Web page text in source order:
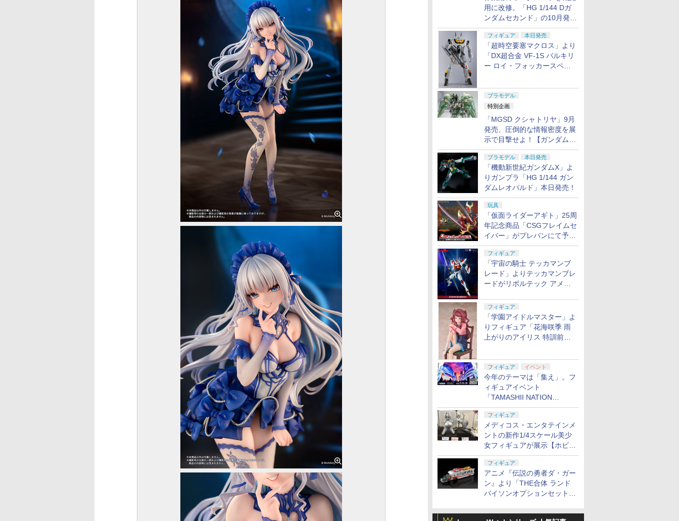
用に改修。「HG 1/144 Dガ
ンダムセカンド」の10月発送
分が予約受付中【ガンダムベ
ース撮り下ろし】
フィギュア 本日発売
「超時空要塞マクロス」より
「DX超合金 VF-1S バルキリ
ー ロイ・フォッカースペシ
プラモデル
特別企画
「MGSD クシャトリヤ」9月
発売、圧倒的な情報密度を展
示で目撃せよ！【ガンダムベ
ース撮り下ろし】
プラモデル 本日発売
「機動新世紀ガンダムX」よ
りガンプラ「HG 1/144 ガン
ダムレオパルド」本日発売！
玩具
「仮面ライダーアギト」25周
年記念商品「CSGフレイムセ
イバー」がプレバンにて予約
開始
フィギュア
「宇宙の騎士 テッカマンブ
レード」よりテッカマンブレ
ードがリボルテック アメイ
定
フィギュア
「学園アイドルマスター」よ
りフィギュア「花海咲季 雨
上がりのアイリス 特訓前
フィギュア イベント
今年のテーマは「集え」。フ
ィギュアイベント
「TAMASHII NATION
2026」が11月13日より開催
決定
フィギュア
メディコス・エンタテインメ
ントの新作1/4スケール美少
女フィギュアが展示【ホビー
メーカー合同展示会】
フィギュア
アニメ『伝説の勇者ダ・ガー
ン』より「THE合体 ランド
バイソンオプションセット」